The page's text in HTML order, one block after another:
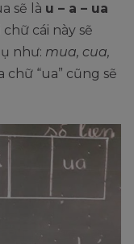
sẽ là u – a – ua
cái này sẽ
như: mua, cua,
chữ “ua” cũng sẽ